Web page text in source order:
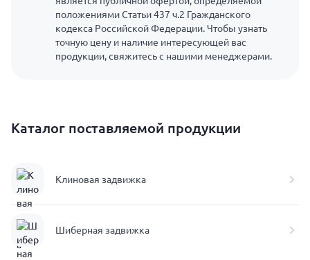
положениями Статьи 437 ч.2 Гражданского
кодекса Российской Федерации. Чтобы узнать
точную цену и наличие интересующей вас
продукции, свяжитесь с нашими менеджерами.
Каталог поставляемой продукции
Клиновая задвижка
Шиберная задвижка